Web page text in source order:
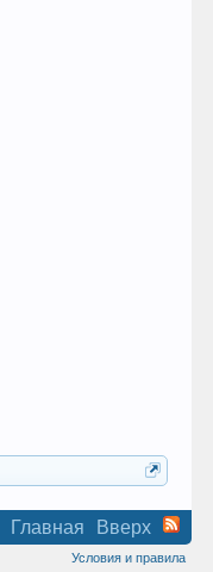
Главная Вверх
Условия и правила